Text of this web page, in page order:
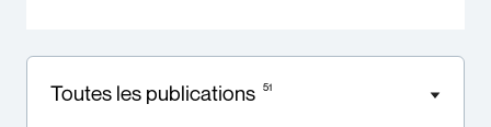
Toutes les publications 51